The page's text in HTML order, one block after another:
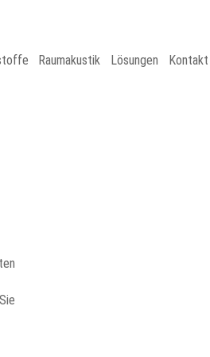
Raumakustik Lösungen Kontakt